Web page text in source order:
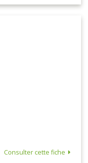
Consulter cette fiche